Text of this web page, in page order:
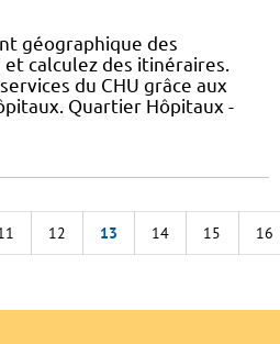
géographique des
calculez des itinéraires.
du CHU grâce aux
Quartier Hôpitaux -
12 13 14 15 16